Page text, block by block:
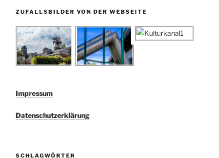
ZUFALLSBILDER VON DER WEBSEITE
Impressum
Datenschutzerklärung
SCHLAGWÖRTER